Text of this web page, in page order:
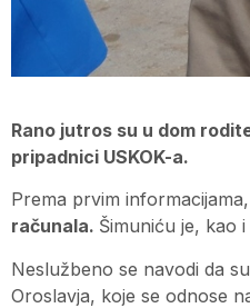
Rano jutros su u dom
pripadnici USKOK-a.
Prema prvim
računala. Šimuniću je, kao
Neslužbeno se navodi da
Oroslavja, koje se odnose